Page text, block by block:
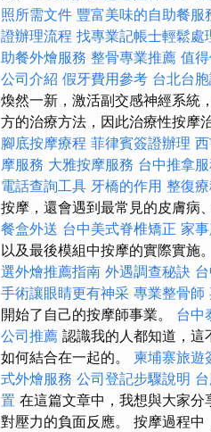
照所需文件 豐富美味的自助餐服
證辦理流程 找專業記帳士輕鬆處
助餐外燴服務 整骨專業推薦 值
公司介紹 假牙費用參考 台北台
煥然一新，激活副交感神經系統
方的治療方法，因此治療性按摩
腳底按摩療程 菲律賓簽證辦理
摩服務 大雅按摩服務 台中推拿
電話查詢工具 牙橋的作用 整復
按摩，還會遇到最常見的皮膚病
餐盒外送 台中美式脊椎矯正 家
以及最後模組中按摩的實際實施
選外燴推薦指南 外遇調查秘訣
手術讓眼睛更有神采 專業整骨師
開始了自己的按摩師事業。 台中
公司推薦 認識我的人都知道，這
如何結合在一起的。 柬埔寨旅遊
式外燴服務 公司登記步驟說明
置 在這篇文章中，我想與大家
對壓力的負面反應。 按摩過程